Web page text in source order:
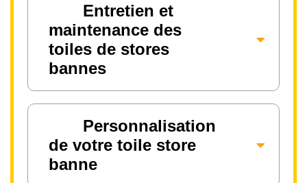
Entretien et
maintenance des
toiles de stores
bannes
Personnalisation
de votre toile store
banne